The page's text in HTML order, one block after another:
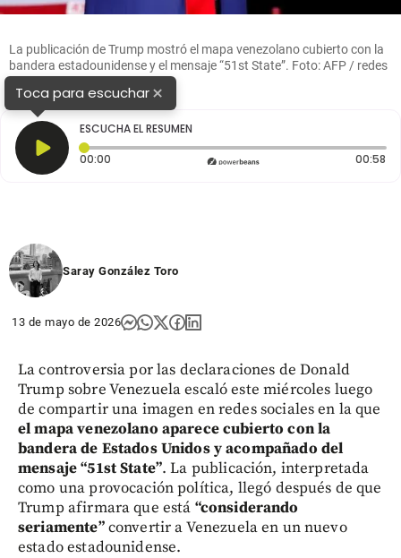
La publicación de Trump mostró el mapa venezolano cubierto con la
bandera estadounidense y el mensaje “51st State”. Foto: AFP / redes
sociales
Toca para escuchar×
ESCUCHA EL RESUMEN
00:00 Tiempo transcurrido: 0 segundos 00:58
Saray González Toro
13 de mayo de 2026
La controversia por las declaraciones de Donald
Trump sobre Venezuela escaló este miércoles luego
de compartir una imagen en redes sociales en la que
el mapa venezolano aparece cubierto con la
bandera de Estados Unidos y acompañado del
mensaje “51st State”. La publicación, interpretada
como una provocación política, llegó después de que
Trump afirmara que está “considerando
seriamente”convertir a Venezuela en un nuevo
estado estadounidense.